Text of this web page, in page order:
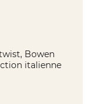
Bowen
italienne